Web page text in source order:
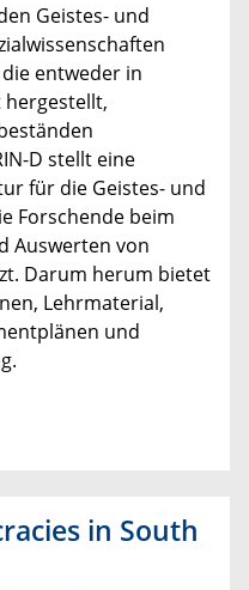
Geistes- und
entweder in
hergestellt,
D stellt eine
für die Geistes- und
Forschende beim
Auswerten von
Darum herum bietet
Lehrmaterial,
und
in South